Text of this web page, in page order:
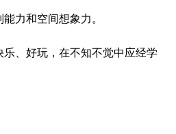
力和空间想象力。
、好玩，在不知不觉中应经学